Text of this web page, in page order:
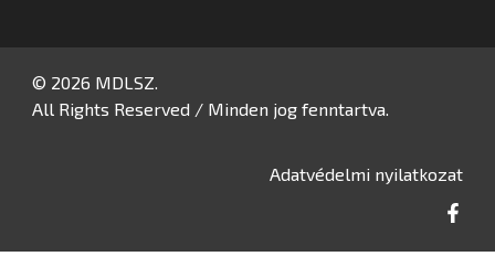
© 2026 MDLSZ.
All Rights Reserved / Minden jog fenntartva.
Adatvédelmi nyilatkozat